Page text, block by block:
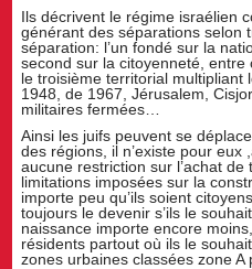
Ils décrivent le régime israélien
générant des séparations selon
séparation: l’un fondé sur la
second sur la citoyenneté,
le troisième territorial multipliant
1948, de 1967, Jérusalem,
militaires fermées…
Ainsi les juifs peuvent se
des régions, il n’existe pour eux
aucune restriction sur l’achat
limitations imposées sur la
importe peu qu’ils soient
toujours le devenir s’ils le
naissance importe encore
résidents partout où ils le
zones urbaines classées zone A